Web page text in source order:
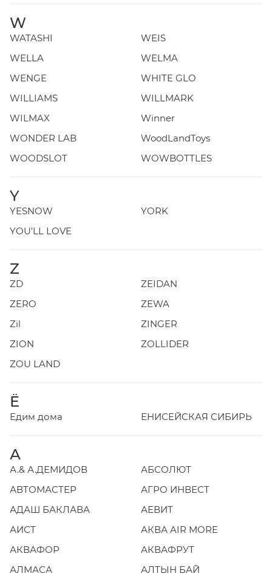
W
WATASHI
WEIS
WELLA
WELMA
WENGE
WHITE GLO
WILLIAMS
WILLMARK
WILMAX
Winner
WONDER LAB
WoodLandToys
WOODSLOT
WOWBOTTLES
Y
YESNOW
YORK
YOU'LL LOVE
Z
ZD
ZEIDAN
ZERO
ZEWA
Zil
ZINGER
ZION
ZOLLIDER
ZOU LAND
Ё
Едим дома ЕНИСЕЙСКАЯ СИБИРЬ
А
А.& А.ДЕМИДОВ
АБСОЛЮТ
АВТОМАСТЕР
АГРО ИНВЕСТ
АДАШ БАКЛАВА
АЕВИТ
АИСТ
АКВА AIR MORE
АКВАФОР
АКВАФРУТ
АЛМАСА
АЛТЫН БАЙ